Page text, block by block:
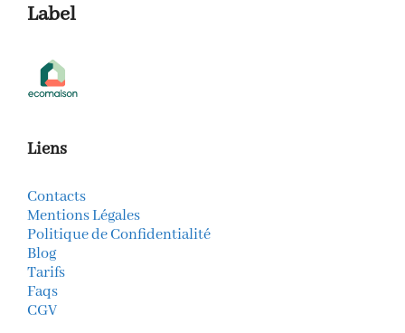
Label
Liens
Contacts
Mentions Légales
Politique de Confidentialité
Blog
Tarifs
Faqs
CGV